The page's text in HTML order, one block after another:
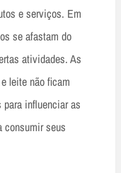
e serviços. Em
se afastam do
atividades. As
leite não ficam
para influenciar as
consumir seus